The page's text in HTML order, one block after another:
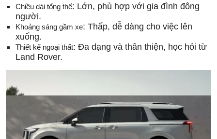
Chiều dài tổng thể: Lớn, phù hợp với gia đình đông
người.
Khoảng sáng gầm xe: Thấp, dễ dàng cho việc lên
xuống.
Thiết kế ngoại thất: Đa dạng và thân thiện, học hỏi từ
Land Rover.